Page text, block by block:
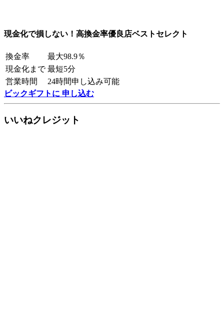
現金化で損しない！高換金率優良店ベストセレクト
換金率
最大98.9％
現金化まで 最短5分
営業時間
24時間申し込み可能
ビックギフトに 申し込む
いいねクレジット